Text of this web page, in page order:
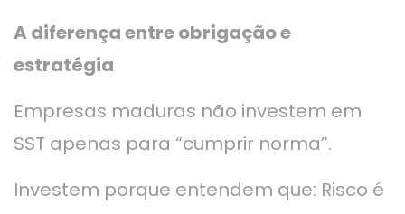
A diferença entre obrigação e
estratégia
Empresas maduras não investem em
SST apenas para “cumprir norma”.
Investem porque entendem que: Risco é